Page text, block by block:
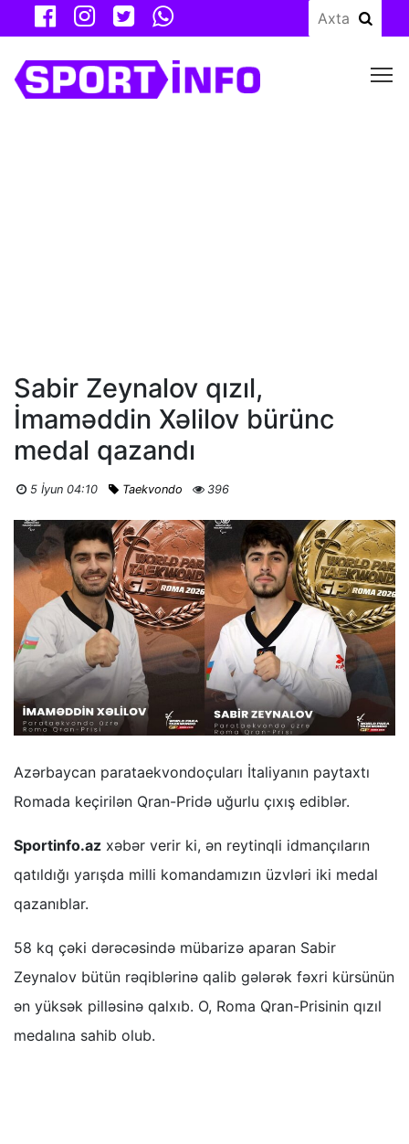
Sabir Zeynalov qızıl,
İmaməddin Xəlilov bürünc
medal qazandı
5 İyun 04:10 Taekvondo 396
Azərbaycan parataekvondoçuları İtaliyanın paytaxtı
Romada keçirilən Qran-Pridə uğurlu çıxış ediblər.
Sportinfo.az xəbər verir ki, ən reytinqli idmançıların
qatıldığı yarışda milli komandamızın üzvləri iki medal
qazanıblar.
58 kq çəki dərəcəsində mübarizə aparan Sabir
Zeynalov bütün rəqiblərinə qalib gələrək fəxri kürsünün
ən yüksək pilləsinə qalxıb. O, Roma Qran-Prisinin qızıl
medalına sahib olub.